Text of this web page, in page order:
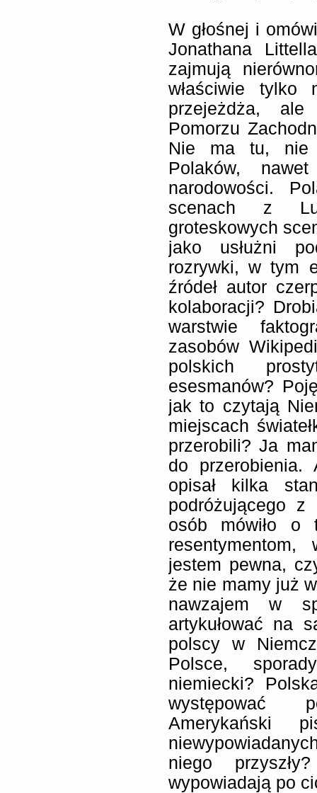
W głośnej i
Jonathana
zajmują
właściwie tylko
przejeżdża,
Pomorzu
Nie ma tu, nie
Polaków,
narodowości.
scenach z
groteskowych
jako usłużni
rozrywki, w tym
źródeł autor
kolaboracji?
warstwie
zasobów
polskich
esesmanów?
jak to czytają
miejscach
przerobili? Ja
do przerobienia.
opisał kilka
podróżującego
osób mówiło o
resentymentom,
jestem pewna,
że nie mamy już
nawzajem w
artykułować na
polscy w
Polsce,
niemiecki?
występować
Amerykański
niego
wypowiadają po